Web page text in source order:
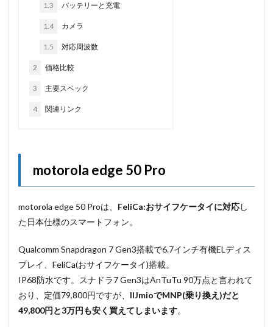
1.3 バッテリーと充電
1.4 カメラ
1.5 対応周波数
2 価格比較
3 主要スペック
4 関連リンク
motorola edge 50 Pro
motorola edge 50 Proは、 FeliCa:おサイフケータイに対応し
た日本仕様のスマートフォン。
Qualcomm Snapdragon 7 Gen3搭載で6.7インチ有機ELディス
プレイ、FeliCa(おサイフケータイ)搭載。
IP68防水です。スナドラ7 Gen3はAnTuTu 90万点と言われて
おり、定価79,800円ですが、 IIJmioでMNP(乗り換え)だと
49,800円と3万円も安く買えてしまいます。